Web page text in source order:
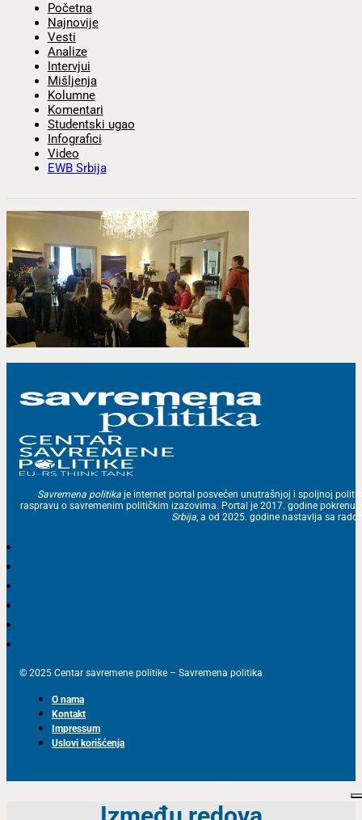
Početna
Najnovije
Vesti
Analize
Intervjui
Mišljenja
Kolumne
Komentari
Studentski ugao
Infografici
Video
EWB Srbija
Savremena politika je internet portal posvećen unutrašnjoj i spoljnoj
raspravu o savremenim političkim izazovima. Portal je 2017. godine
Srbija, a od 2025. godine nastavlja sa
© 2025 Centar savremene politike – Savremena politika
O nama
Kontakt
Impressum
Uslovi korišćenja